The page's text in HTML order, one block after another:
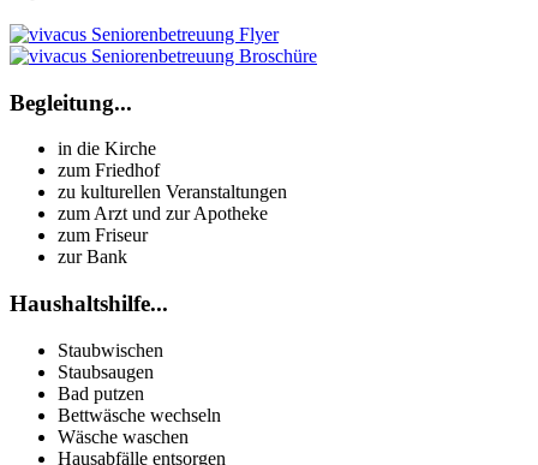
Begleitung...
in die Kirche
zum Friedhof
zu kulturellen Veranstaltungen
zum Arzt und zur Apotheke
zum Friseur
zur Bank
Haushaltshilfe...
Staubwischen
Staubsaugen
Bad putzen
Bettwäsche wechseln
Wäsche waschen
Hausabfälle entsorgen